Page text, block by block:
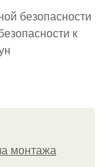
безопасности
к
монтажа